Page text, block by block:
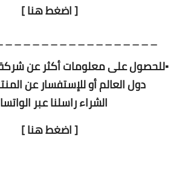
[ اضغط هنا ]
دول العالم أو للإستفسار عن
الشراء راسلنا عبر
[ اضغط هنا ]